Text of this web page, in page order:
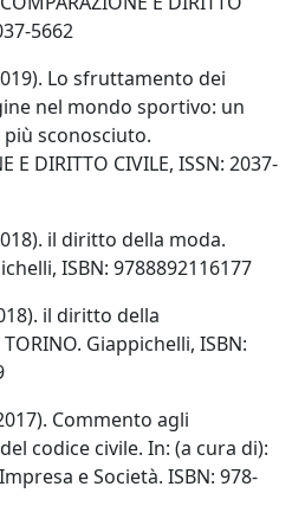
5662
Lo sfruttamento dei
nel mondo sportivo: un
sconosciuto.
E DIRITTO CIVILE, ISSN: 2037-
il diritto della moda.
ISBN: 9788892116177
il diritto della
Giappichelli, ISBN:
Commento agli
codice civile. In: (a cura di):
Impresa e Società. ISBN: 978-